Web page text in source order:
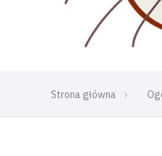
Strona główna